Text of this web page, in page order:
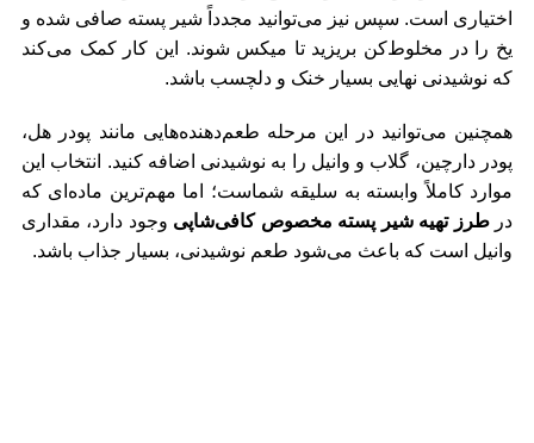
اختیاری است. سپس نیز می‌توانید مجدداً شیر پسته صافی شده و
یخ را در مخلوط‌کن بریزید تا میکس شوند. این کار کمک می‌کند
که نوشیدنی نهایی بسیار خنک و دلچسب باشد.
همچنین می‌توانید در این مرحله طعم‌دهنده‌هایی مانند پودر هل،
پودر دارچین، گلاب و وانیل را به نوشیدنی اضافه کنید. انتخاب این
موارد کاملاً وابسته به سلیقه شماست؛ اما مهم‌ترین ماده‌ای که
درطرز تهیه شیر پسته مخصوص کافی‌شاپی وجود دارد، مقداری
وانیل است که باعث می‌شود طعم نوشیدنی، بسیار جذاب باشد.